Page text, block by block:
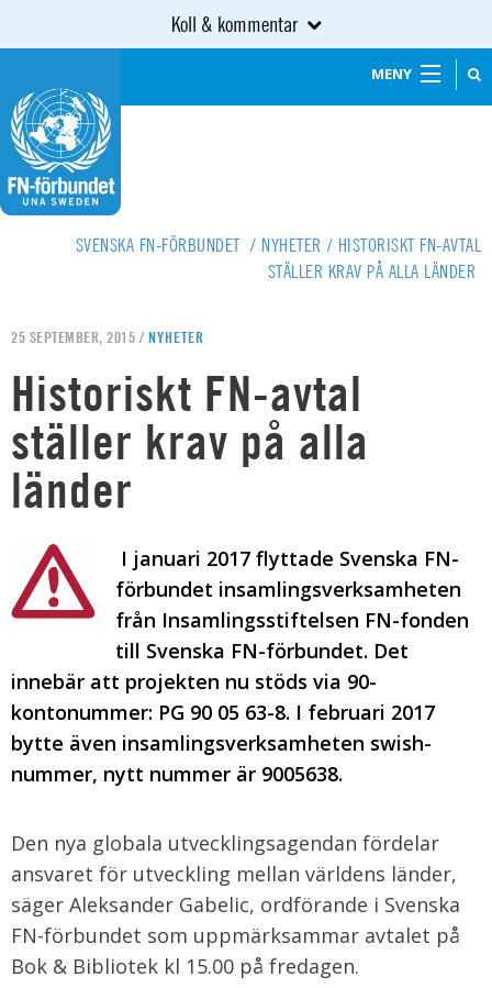
Koll & kommentar
MENY
SVENSKA FN-FÖRBUNDET / NYHETER / HISTORISKT FN-AVTAL
STÄLLER KRAV PÅ ALLA LÄNDER
25 SEPTEMBER, 2015 / NYHETER
Historiskt FN-avtal
ställer krav på alla
länder
I januari 2017 flyttade Svenska FN-
förbundet insamlingsverksamheten
från Insamlingsstiftelsen FN-fonden
till Svenska FN-förbundet. Det
innebär att projekten nu stöds via 90-
kontonummer: PG 90 05 63-8. I februari 2017
bytte även insamlingsverksamheten swish-
nummer, nytt nummer är 9005638.
Den nya globala utvecklingsagendan fördelar
ansvaret för utveckling mellan världens länder,
säger Aleksander Gabelic, ordförande i Svenska
FN-förbundet som uppmärksammar avtalet på
Bok & Bibliotek kl 15.00 på fredagen.